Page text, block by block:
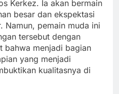
Kerkez. Ia akan bermain
besar dan ekspektasi
Namun, pemain muda ini
tersebut dengan
bahwa menjadi bagian
yang menjadi
kualitasnya di